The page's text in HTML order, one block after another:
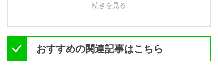
続きを見る
おすすめの関連記事はこちら